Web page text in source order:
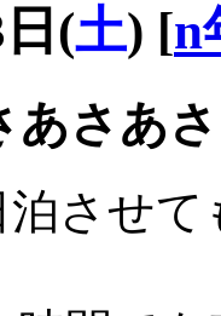
(土) [n
あさあ
泊させ